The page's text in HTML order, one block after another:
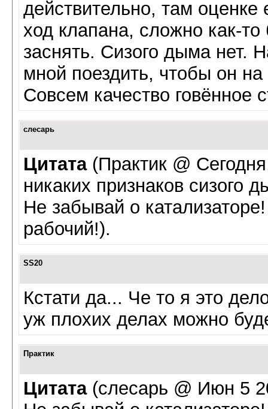
действительно, там
ход клапана, сложно как-то
заснять. Сизого дыма нет.
мной поездить, чтобы он
Совсем качество говённое
слесарь
Цитата(Практик @
никаких признаков сизого
Не забывай о
рабочий!).
SS20
Кстати да... Че то я это
уж плохих делах можно
Практик
Цитата(слесарь @ Июн 5